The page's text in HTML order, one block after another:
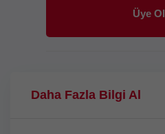
Üye Ol
Daha Fazla Bilgi Al